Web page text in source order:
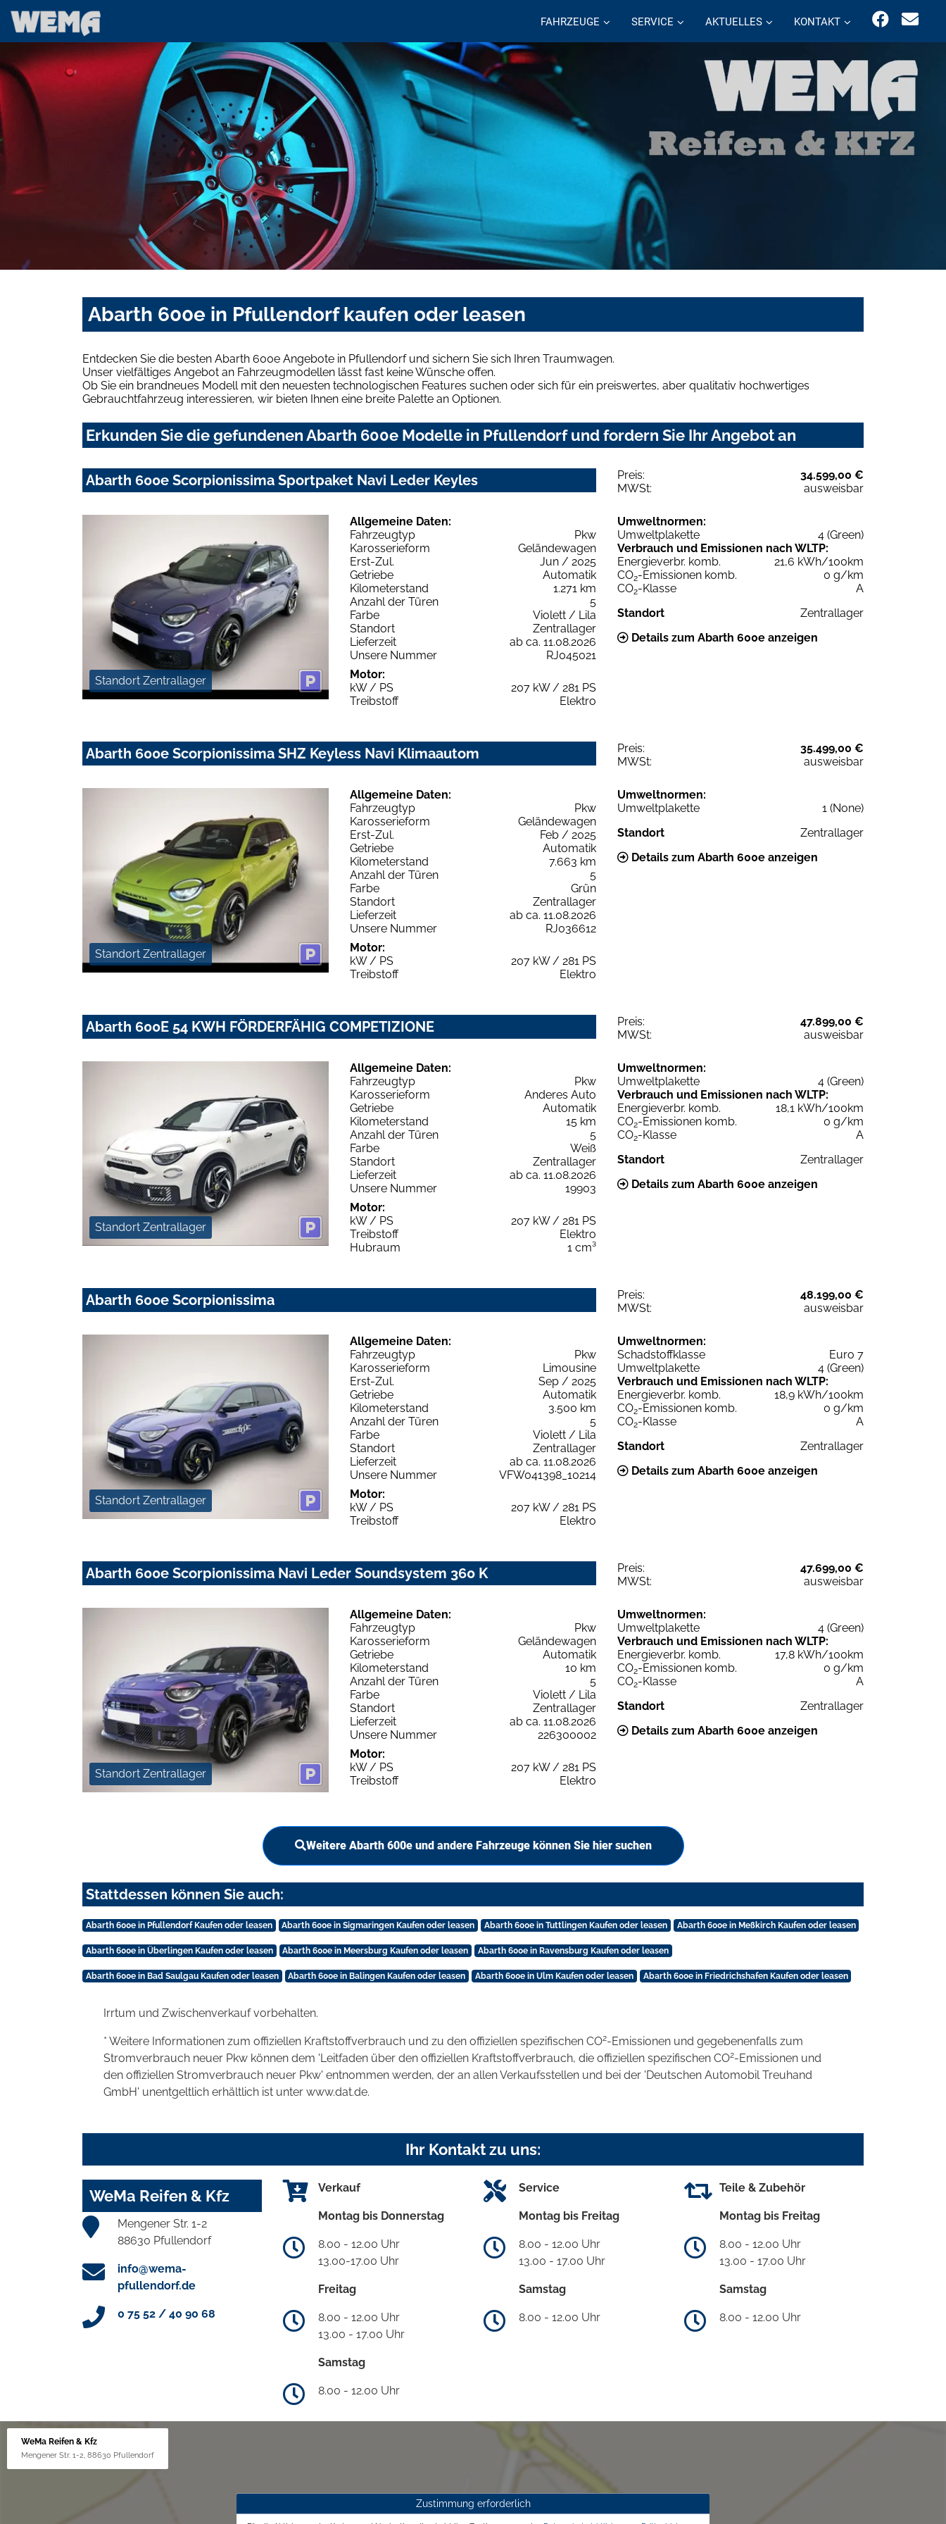
FAHRZEUGE SERVICE AKTUELLES KONTAKT
Abarth 600e in Pfullendorf kaufen oder leasen
Entdecken Sie die besten Abarth 600e Angebote in Pfullendorf und sichern Sie sich Ihren Traumwagen.
Unser vielfältiges Angebot an Fahrzeugmodellen lässt fast keine Wünsche offen.
Ob Sie ein brandneues Modell mit den neuesten technologischen Features suchen oder sich für ein preiswertes, aber qualitativ hochwertiges
Gebrauchtfahrzeug interessieren, wir bieten Ihnen eine breite Palette an Optionen.
Erkunden Sie die gefundenen Abarth 600e Modelle in Pfullendorf und fordern Sie Ihr Angebot an
Abarth 600e Scorpionissima Sportpaket Navi Leder Keyles Preis:
34.599,00 €
MWSt:
ausweisbar
Standort Zentrallager
Allgemeine Daten:
Fahrzeugtyp
Pkw
Karosserieform
Geländewagen
Erst-Zul.
Jun / 2025
Getriebe
Automatik
Kilometerstand
1.271 km
Anzahl der Türen
5
Farbe
Violett / Lila
Standort
Zentrallager
Lieferzeit
ab ca. 11.08.2026
Unsere Nummer
RJ045021
Motor:
kW / PS
207 kW / 281 PS
Treibstoff
Elektro
Umweltnormen:
Umweltplakette
4 (Green)
Verbrauch und Emissionen nach WLTP:
Energieverbr. komb.
21,6 kWh/100km
CO2-Emissionen komb.
0 g/km
CO2-Klasse
A
Standort
Zentrallager
Details zum Abarth 600e anzeigen
Abarth 600e Scorpionissima SHZ Keyless Navi Klimaautom Preis:
35.499,00 €
MWSt:
ausweisbar
Standort Zentrallager
Allgemeine Daten:
Fahrzeugtyp
Pkw
Karosserieform
Geländewagen
Erst-Zul.
Feb / 2025
Getriebe
Automatik
Kilometerstand
7.663 km
Anzahl der Türen
5
Farbe
Grün
Standort
Zentrallager
Lieferzeit
ab ca. 11.08.2026
Unsere Nummer
RJ036612
Motor:
kW / PS
207 kW / 281 PS
Treibstoff
Elektro
Umweltnormen:
Umweltplakette
1 (None)
Standort
Zentrallager
Details zum Abarth 600e anzeigen
Abarth 600E 54 KWH FÖRDERFÄHIG COMPETIZIONE Preis:
47.899,00 €
MWSt:
ausweisbar
Standort Zentrallager
Allgemeine Daten:
Fahrzeugtyp
Pkw
Karosserieform
Anderes Auto
Getriebe
Automatik
Kilometerstand
15 km
Anzahl der Türen
5
Farbe
Weiß
Standort
Zentrallager
Lieferzeit
ab ca. 11.08.2026
Unsere Nummer
19903
Motor:
kW / PS
207 kW / 281 PS
Treibstoff
Elektro
Hubraum
1 cm³
Umweltnormen:
Umweltplakette
4 (Green)
Verbrauch und Emissionen nach WLTP:
Energieverbr. komb.
18,1 kWh/100km
CO2-Emissionen komb.
0 g/km
CO2-Klasse
A
Standort
Zentrallager
Details zum Abarth 600e anzeigen
Abarth 600e Scorpionissima Preis:
48.199,00 €
MWSt:
ausweisbar
Standort Zentrallager
Allgemeine Daten:
Fahrzeugtyp
Pkw
Karosserieform
Limousine
Erst-Zul.
Sep / 2025
Getriebe
Automatik
Kilometerstand
3.500 km
Anzahl der Türen
5
Farbe
Violett / Lila
Standort
Zentrallager
Lieferzeit
ab ca. 11.08.2026
Unsere Nummer
VFW041398_10214
Motor:
kW / PS
207 kW / 281 PS
Treibstoff
Elektro
Umweltnormen:
Schadstoffklasse
Euro 7
Umweltplakette
4 (Green)
Verbrauch und Emissionen nach WLTP:
Energieverbr. komb.
18,9 kWh/100km
CO2-Emissionen komb.
0 g/km
CO2-Klasse
A
Standort
Zentrallager
Details zum Abarth 600e anzeigen
Abarth 600e Scorpionissima Navi Leder Soundsystem 360 K Preis:
47.699,00 €
MWSt:
ausweisbar
Standort Zentrallager
Allgemeine Daten:
Fahrzeugtyp
Pkw
Karosserieform
Geländewagen
Getriebe
Automatik
Kilometerstand
10 km
Anzahl der Türen
5
Farbe
Violett / Lila
Standort
Zentrallager
Lieferzeit
ab ca. 11.08.2026
Unsere Nummer
226300002
Motor:
kW / PS
207 kW / 281 PS
Treibstoff
Elektro
Umweltnormen:
Umweltplakette
4 (Green)
Verbrauch und Emissionen nach WLTP:
Energieverbr. komb.
17,8 kWh/100km
CO2-Emissionen komb.
0 g/km
CO2-Klasse
A
Standort
Zentrallager
Details zum Abarth 600e anzeigen
Weitere Abarth 600e und andere Fahrzeuge können Sie hier suchen
Stattdessen können Sie auch:
Abarth 600e in Pfullendorf Kaufen oder leasen Abarth 600e in Sigmaringen Kaufen oder leasen Abarth 600e in Tuttlingen Kaufen oder leasen Abarth 600e in Meßkirch Kaufen oder leasen
Abarth 600e in Überlingen Kaufen oder leasen Abarth 600e in Meersburg Kaufen oder leasen Abarth 600e in Ravensburg Kaufen oder leasen
Abarth 600e in Bad Saulgau Kaufen oder leasen Abarth 600e in Balingen Kaufen oder leasen Abarth 600e in Ulm Kaufen oder leasen Abarth 600e in Friedrichshafen Kaufen oder leasen
Irrtum und Zwischenverkauf vorbehalten.
* Weitere Informationen zum offiziellen Kraftstoffverbrauch und zu den offiziellen spezifischen CO2-Emissionen und gegebenenfalls zum
Stromverbrauch neuer Pkw können dem 'Leitfaden über den offiziellen Kraftstoffverbrauch, die offiziellen spezifischen CO2-Emissionen und
den offiziellen Stromverbrauch neuer Pkw' entnommen werden, der an allen Verkaufsstellen und bei der 'Deutschen Automobil Treuhand
GmbH' unentgeltlich erhältlich ist unter www.dat.de.
Ihr Kontakt zu uns:
WeMa Reifen & Kfz
Mengener Str. 1-2
88630 Pfullendorf
info@wema-
pfullendorf.de
0 75 52 / 40 90 68
Verkauf
Montag bis Donnerstag
8.00 - 12.00 Uhr
13.00-17.00 Uhr
Freitag
8.00 - 12.00 Uhr
13.00 - 17.00 Uhr
Samstag
8.00 - 12.00 Uhr
Service
Montag bis Freitag
8.00 - 12.00 Uhr
13.00 - 17.00 Uhr
Samstag
8.00 - 12.00 Uhr
Teile & Zubehör
Montag bis Freitag
8.00 - 12.00 Uhr
13.00 - 17.00 Uhr
Samstag
8.00 - 12.00 Uhr
WeMa Reifen & Kfz
Mengener Str. 1-2, 88630 Pfullendorf
Zustimmung erforderlich